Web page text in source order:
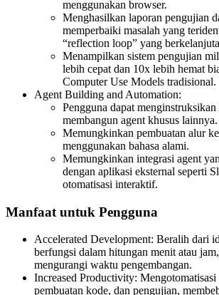
menggunakan browser.
Menghasilkan laporan pengujian
memperbaiki masalah yang
“reflection loop” yang
Menampilkan sistem pengujian
lebih cepat dan 10x lebih hemat
Computer Use Models tradisional.
Agent Building and Automation:
Pengguna dapat
membangun agent khusus lainnya.
Memungkinkan pembuatan alur
menggunakan bahasa alami.
Memungkinkan integrasi agent
dengan aplikasi eksternal seperti
otomatisasi interaktif.
Manfaat untuk Pengguna
Accelerated Development: Beralih dari
berfungsi dalam hitungan menit atau
mengurangi waktu pengembangan.
Increased Productivity: Mengotomatisasi
pembuatan kode, dan pengujian,